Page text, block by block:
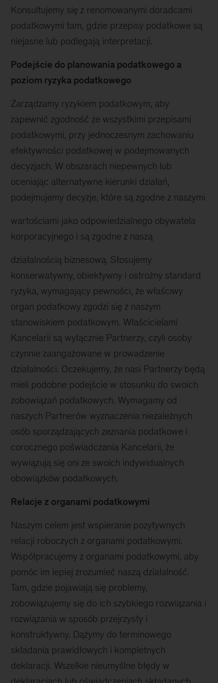
Konsultujemy się z renomowanymi doradcami
podatkowymi tam, gdzie przepisy podatkowe są
niejasne lub podlegają interpretacji.
Podejście do planowania podatkowego a
poziom ryzyka podatkowego
Zarządzamy ryzykiem podatkowym, aby
zapewnić zgodność ze wszystkimi przepisami
podatkowymi, przy jednoczesnym zachowaniu
efektywności podatkowej w podejmowanych
decyzjach. W obszarach niepewnych lub
oceniając alternatywne kierunki działań,
podejmujemy decyzje, które są zgodne z naszymi
wartościami jako odpowiedzialnego obywatela
korporacyjnego i są zgodne z naszą
działalnością biznesową. Stosujemy
konserwatywny, obiektywny i ostrożny standard
ryzyka, wymagający pewności, że właściwy
organ podatkowy zgodzi się z naszym
stanowiskiem podatkowym. Właścicielami
Kancelarii są wyłącznie Partnerzy, czyli osoby
czynnie zaangażowane w prowadzenie
działalności. Oczekujemy, że nasi Partnerzy będą
mieli podobne podejście w stosunku do swoich
zobowiązań podatkowych. Wymagamy od
naszych Partnerów wyznaczenia niezależnych
osób sporządzających zeznania podatkowe i
corocznego poświadczania Kancelarii, że
wywiązują się oni ze swoich indywidualnych
obowiązków podatkowych.
Relacje z organami podatkowymi
Naszym celem jest wspieranie pozytywnych
relacji roboczych z organami podatkowymi.
Współpracujemy z organami podatkowymi, aby
pomóc im lepiej zrozumieć naszą działalność.
Tam, gdzie pojawiają się problemy,
zobowiązujemy się do ich szybkiego rozwiązania i
rozwiązania w sposób przejrzysty i
konstruktywny. Dążymy do terminowego
składania prawidłowych i kompletnych
deklaracji. Wszelkie nieumyślne błędy w